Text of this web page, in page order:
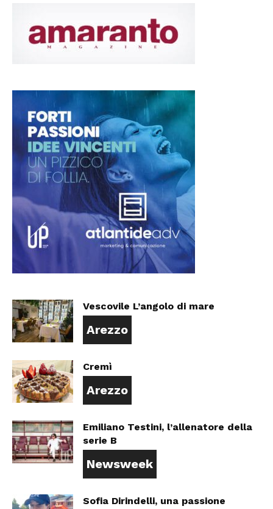
Vescovile L’angolo di mare
Arezzo
Cremì
Arezzo
Emiliano Testini, l’allenatore della
serie B
Newsweek
Sofia Dirindelli, una passione